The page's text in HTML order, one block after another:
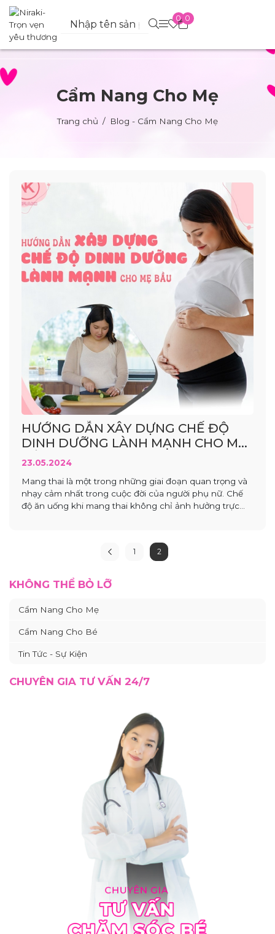
0 0
Cẩm Nang Cho Mẹ
Trang chủ Blog - Cẩm Nang Cho Mẹ
HƯỚNG DẪN XÂY DỰNG CHẾ ĐỘ
DINH DƯỠNG LÀNH MẠNH CHO MẸ
BẦU
23.05.2024
Mang thai là một trong những giai đoạn quan trọng và
nhạy cảm nhất trong cuộc đời của người phụ nữ. Chế
độ ăn uống khi mang thai không chỉ ảnh hưởng trực
1 2
KHÔNG THỂ BỎ LỠ
Cẩm Nang Cho Mẹ
Cẩm Nang Cho Bé
Tin Tức - Sự Kiện
CHUYÊN GIA TƯ VẤN 24/7